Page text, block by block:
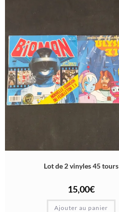
Lot de 2 vinyles 45 tours
15,00€
Ajouter au panier